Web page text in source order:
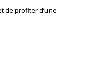
de profiter d’une